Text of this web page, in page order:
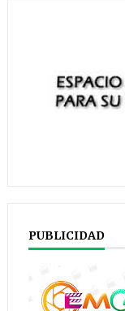
PUBLICIDAD